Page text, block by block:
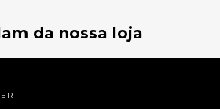
da nossa loja